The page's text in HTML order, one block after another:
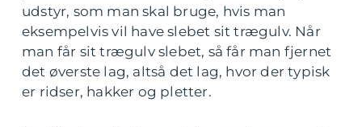
udstyr, som man skal bruge, hvis man
eksempelvis vil have slebet sit trægulv. Når
man får sit trægulv slebet, så får man fjernet
det øverste lag, altså det lag, hvor der typisk
er ridser, hakker og pletter.